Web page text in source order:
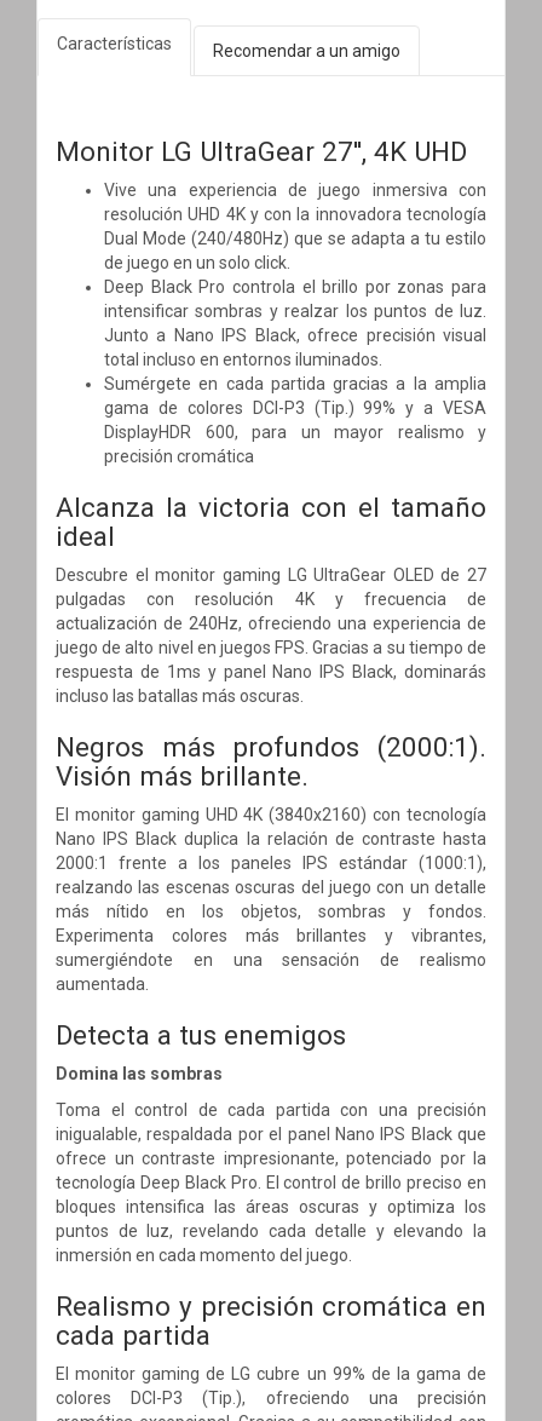
Características Recomendar a un amigo
Monitor LG UltraGear 27'', 4K UHD
Vive una experiencia de juego inmersiva con
resolución UHD 4K y con la innovadora tecnología
Dual Mode (240/480Hz) que se adapta a tu estilo
de juego en un solo click.
Deep Black Pro controla el brillo por zonas para
intensificar sombras y realzar los puntos de luz.
Junto a Nano IPS Black, ofrece precisión visual
total incluso en entornos iluminados.
Sumérgete en cada partida gracias a la amplia
gama de colores DCI-P3 (Tip.) 99% y a VESA
DisplayHDR 600, para un mayor realismo y
precisión cromática
Alcanza la victoria con el tamaño
ideal
Descubre el monitor gaming LG UltraGear OLED de 27
pulgadas con resolución 4K y frecuencia de
actualización de 240Hz, ofreciendo una experiencia de
juego de alto nivel en juegos FPS. Gracias a su tiempo de
respuesta de 1ms y panel Nano IPS Black, dominarás
incluso las batallas más oscuras.
Negros más profundos (2000:1).
Visión más brillante.
El monitor gaming UHD 4K (3840x2160) con tecnología
Nano IPS Black duplica la relación de contraste hasta
2000:1 frente a los paneles IPS estándar (1000:1),
realzando las escenas oscuras del juego con un detalle
más nítido en los objetos, sombras y fondos.
Experimenta colores más brillantes y vibrantes,
sumergiéndote en una sensación de realismo
aumentada.
Detecta a tus enemigos
Domina las sombras
Toma el control de cada partida con una precisión
inigualable, respaldada por el panel Nano IPS Black que
ofrece un contraste impresionante, potenciado por la
tecnología Deep Black Pro. El control de brillo preciso en
bloques intensifica las áreas oscuras y optimiza los
puntos de luz, revelando cada detalle y elevando la
inmersión en cada momento del juego.
Realismo y precisión cromática en
cada partida
El monitor gaming de LG cubre un 99% de la gama de
colores DCI-P3 (Tip.), ofreciendo una precisión